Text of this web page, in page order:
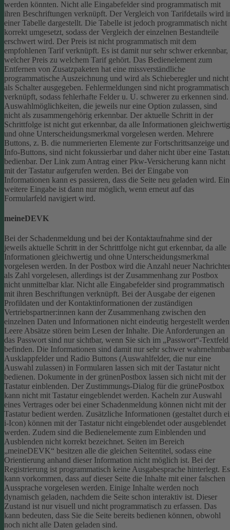
werden könnten. Nicht alle Eingabefelder sind programmatisch mit
ihren Beschriftungen verknüpft. Der Vergleich von Tarifdetails wird
einer Tabelle dargestellt. Die Tabelle ist jedoch programmatisch nicht
korrekt umgesetzt, sodass der Vergleich der einzelnen Bestandteile
erschwert wird. Der Preis ist nicht programmatisch mit dem
empfohlenen Tarif verknüpft. Es ist damit nur sehr schwer erkennbar,
welcher Preis zu welchem Tarif gehört. Das Bedienelement zum
Entfernen von Zusatzpaketen hat eine missverständliche
programmatische Auszeichnung und wird als Schieberegler und nicht
als Schalter ausgegeben. Fehlermeldungen sind nicht programmatisch
verknüpft, sodass fehlerhafte Felder u. U. schwerer zu erkennen sind.
Auswahlmöglichkeiten, die jeweils nur eine Option zulassen, sind
nicht als zusammengehörig erkennbar. Der aktuelle Schritt in der
Schrittfolge ist nicht gut erkennbar, da alle Informationen gleichwertig
und ohne Unterscheidungsmerkmal vorgelesen werden. Mehrere
Buttons, z. B. die nummerierten Elemente zur Fortschrittsanzeige und
Info-Buttons, sind nicht fokussierbar und daher nicht über eine
bedienbar. Der Link zum Antrag einer Pkw-Versicherung kann nicht
mit der Tastatur aufgerufen werden. Bei der Eingabe von
Informationen kann es passieren, dass die Seite neu geladen wird.
weitere Eingabe ist dann nur möglich, wenn erneut auf das
Formularfeld navigiert wird.
meineDEVK
Bei der Schadenmeldung und bei der Kontaktaufnahme sind der
jeweils aktuelle Schritt in der Schrittfolge nicht gut erkennbar, da alle
Informationen gleichwertig und ohne Unterscheidungsmerkmal
vorgelesen werden. In der Postbox wird die Anzahl neuer
als Zahl vorgelesen, allerdings ist der Zusammenhang zur Postbox
nicht unmittelbar klar. Nicht alle Eingabefelder sind programmatisch
mit ihren Beschriftungen verknüpft. Bei der Ausgabe der eigenen
Profildaten und der Kontaktinformationen der zuständigen
Vertriebspartner:innen kann der Zusammenhang zwischen den
einzelnen Daten und Informationen nicht eindeutig hergestellt
Leere Absätze stören beim Lesen der Inhalte. Die Anforderungen an
das Passwort sind nur sichtbar, wenn Sie sich im „Passwort“-Textfeld
befinden. Die Informationen sind damit nur sehr schwer
Ausklappfelder und Radio Buttons (Auswahlfelder, die nur eine
Auswahl zulassen) in Formularen lassen sich mit der Tastatur nicht
bedienen. Dokumente in der grünenPostbox lassen sich nicht mit der
Tastatur einblenden. Der Zustimmungs-Dialog für die grünePostbox
kann nicht mit Tastatur eingeblendet werden. Kacheln zur Auswahl
eines Vertrages oder bei einer Schadenmeldung können nicht mit der
Tastatur bedient werden. Zusätzliche Informationen (gestaltet durch
i-Icon) können mit der Tastatur nicht eingeblendet oder ausgeblendet
werden. Zudem sind die Bedienelemente zum Einblenden und
Ausblenden nicht korrekt bezeichnet. Seiten im Bereich
„meineDEVK“ besitzen alle die gleichen Seitentitel, sodass eine
Orientierung anhand dieser Information nicht möglich ist. Bei der
Registrierung ist programmatisch keine Ausgabesprache hinterlegt. Es
kann vorkommen, dass auf dieser Seite die Inhalte mit einer falschen
Aussprache vorgelesen werden. Einige Inhalte werden noch
dynamisch geladen, nachdem die Seite schon interaktiv ist. Dieser
Zustand ist nur visuell und nicht programmatisch zu erfassen. Das
kann bedeuten, dass Sie die Seite bereits bedienen können, obwohl
noch nicht alle Daten geladen sind.